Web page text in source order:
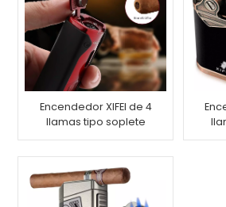
Encendedor XIFEI de 4
llamas tipo soplete
con perforador de